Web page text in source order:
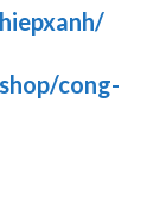
cong-